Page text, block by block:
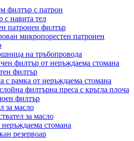
филтър с патрон
с навита тел
патронен филтър
микропорестен патронен
на тръбопровода
филтър от неръждаема стомана
филтър
с рамка от неръждаема стомана
филтърна преса с кръгла плоча
филтър
за масло
за масло
неръждаема стомана
резервоар